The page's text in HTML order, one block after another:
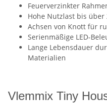
Feuerverzinkter
Hohe Nutzlast bis über
Achsen von Knott für
Serienmäßige LED-
Lange Lebensdauer
Materialien
Vlemmix Tiny